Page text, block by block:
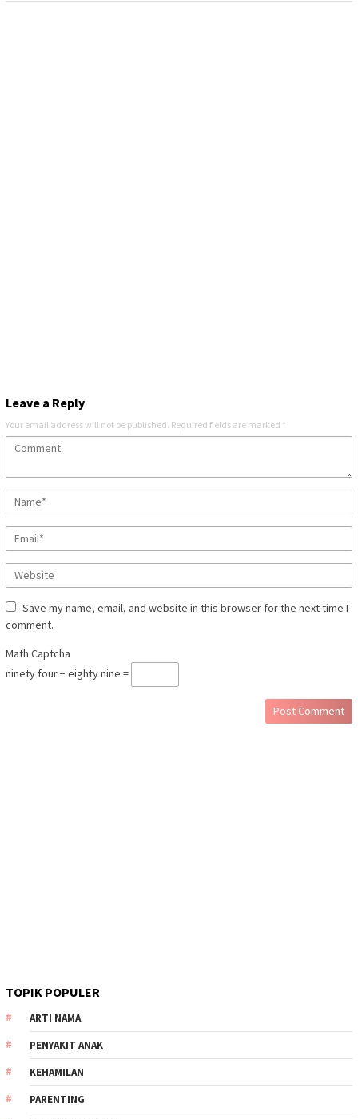
Leave a Reply
Your email address will not be published. Required fields are marked *
Save my name, email, and website in this browser for the next time I
comment.
Math Captcha
ninety four − eighty nine =
TOPIK POPULER
ARTI NAMA
PENYAKIT ANAK
KEHAMILAN
PARENTING